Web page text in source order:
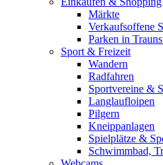
Märkte
Verkaufsoffene
Parken in
Sport & Freizeit
Wandern
Radfahren
Sportvereine &
Langlaufloipen
Pilgern
Kneippanlagen
Spielplätze &
Schwimmbad,